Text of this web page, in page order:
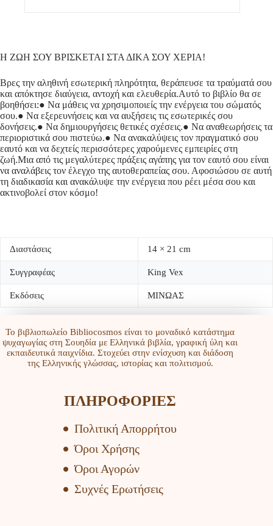
Η ΖΩΗ ΣΟΥ ΒΡΙΣΚΕΤΑΙ ΣΤΑ ΔΙΚΑ ΣΟΥ ΧΕΡΙΑ!
Βρες την αληθινή εσωτερική πληρότητα, θεράπευσε τα τραύματά σου
και απόκτησε διαύγεια, αντοχή και ελευθερία.Αυτό το βιβλίο θα σε
βοηθήσει:● Να μάθεις να χρησιμοποιείς την ενέργεια του σώματός
σου.● Να εξερευνήσεις και να αυξήσεις τις εσωτερικές σου
δονήσεις.● Να δημιουργήσεις θετικές σχέσεις.● Να αναθεωρήσεις τα
περιοριστικά σου πιστεύω.● Να ανακαλύψεις τον πραγματικό σου
εαυτό και να δεχτείς περισσότερες χαρούμενες εμπειρίες στη
ζωή.Μια από τις μεγαλύτερες πράξεις αγάπης για τον εαυτό σου είναι
να αναλάβεις τον έλεγχο της αυτοθεραπείας σου. Αφοσιώσου σε αυτή
τη διαδικασία και ανακάλυψε την ενέργεια που ρέει μέσα σου και
ακτινοβολεί στον κόσμο!
Διαστάσεις 14 × 21 cm
Συγγραφέας King Vex
Εκδόσεις ΜΙΝΩΑΣ
Το βιβλιοπωλείο Bibliocosmos είναι το μοναδικό κατάστημα
ψυχαγωγίας στη Σουηδία με Ελληνικά βιβλία, γραφική ύλη και
εκπαιδευτικά παιχνίδια. Στοχεύει στην ενίσχυση και διάδοση
της Ελληνικής γλώσσας, ιστορίας και πολιτισμού.
ΠΛΗΡΟΦΟΡΙΕΣ
Πολιτική Απορρήτου
Όροι Χρήσης
Όροι Αγορών
Συχνές Ερωτήσεις